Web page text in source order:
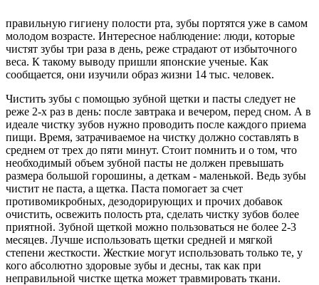
правильную гигиену полости рта, зубы портятся уже в самом
молодом возрасте. Интересное наблюдение: люди, которые
чистят зубы три раза в день, реже страдают от избыточного
веса. К такому выводу пришли японские ученые. Как
сообщается, они изучили образ жизни 14 тыс. человек.
Чистить зубы с помощью зубной щетки и пасты следует не
реже 2-х раз в день: после завтрака и вечером, перед сном. А в
идеале чистку зубов нужно проводить после каждого приема
пищи. Время, затрачиваемое на чистку должно составлять в
среднем от трех до пяти минут. Стоит помнить и о том, что
необходимый объем зубной пасты не должен превышать
размера большой горошины, а деткам - маленькой. Ведь зубы
чистит не паста, а щетка. Паста помогает за счет
противомикробных, дезодорирующих и прочих добавок
очистить, освежить полость рта, сделать чистку зубов более
приятной. Зубной щеткой можно пользоваться не более 2-3
месяцев. Лучше использовать щетки средней и мягкой
степени жесткости. Жесткие могут использовать только те, у
кого абсолютно здоровые зубы и десны, так как при
неправильной чистке щетка может травмировать ткани.